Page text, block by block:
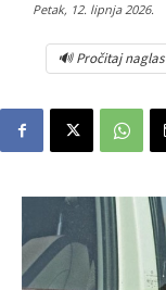
Petak, 12. lipnja 2026.
🔊 Pročitaj naglas